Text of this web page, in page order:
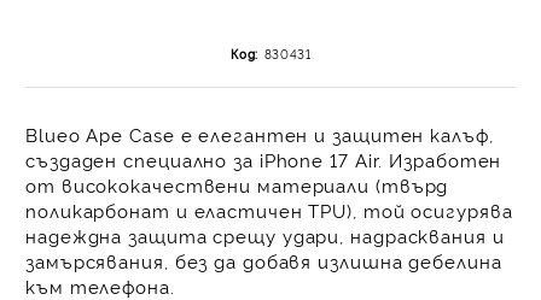
Код: 830431
Blueo Ape Case е елегантен и защитен калъф,
създаден специално за iPhone 17 Air. Изработен
от висококачествени материали (твърд
поликарбонат и еластичен TPU), той осигурява
надеждна защита срещу удари, надрасквания и
замърсявания, без да добавя излишна дебелина
към телефона.